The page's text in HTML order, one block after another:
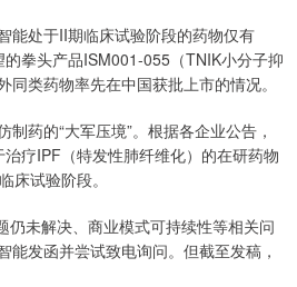
能处于II期临床试验阶段的药物仅有
拳头产品ISM001-055（TNIK小分子抑
类药物率先在中国获批上市的情况。
药的“大军压境”。根据各企业公告，
疗IPF（特发性肺纤维化）的在研药物
床试验阶段。
仍未解决、商业模式可持续性等相关问
能发函并尝试致电询问。但截至发稿，